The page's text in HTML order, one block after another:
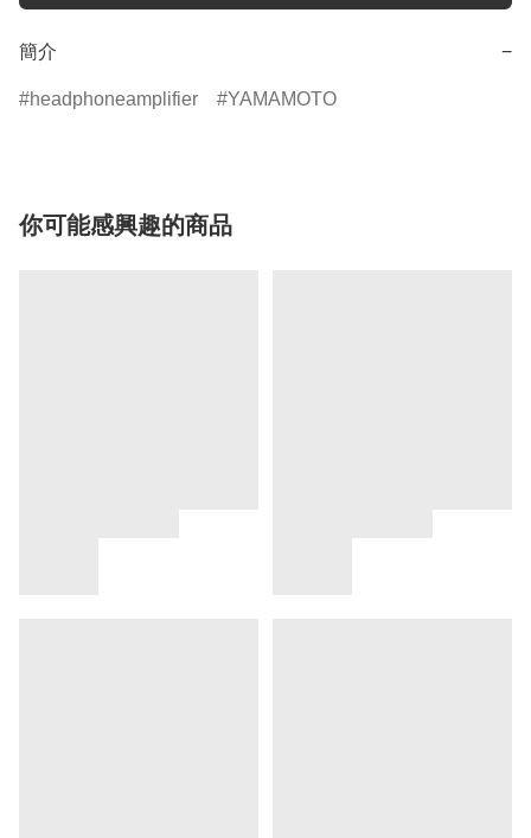
簡介 −
headphoneamplifier YAMAMOTO
你可能感興趣的商品